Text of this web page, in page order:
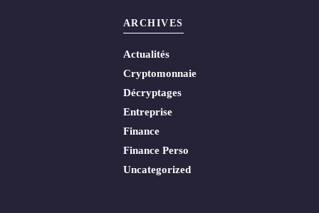
ARCHIVES
Actualités
Cryptomonnaie
Décryptages
Entreprise
Finance
Finance Perso
Uncategorized